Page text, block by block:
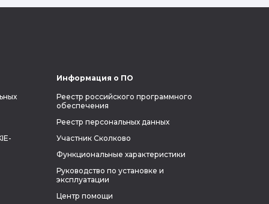
поделиться с читателями блога фактами
Информация о ПО
Реестр российского программного
обеспечения
Реестр персональных данных
Участник Сколково
Функциональные характеристики
Руководство по установке и
эксплуатации
Центр помощи